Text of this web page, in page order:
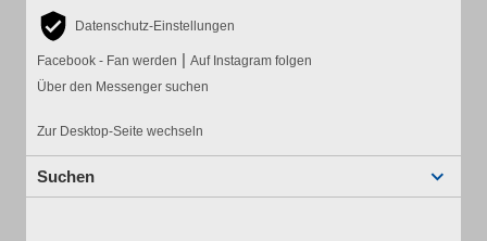
Datenschutz-Einstellungen
Facebook - Fan werden | Auf Instagram folgen
Über den Messenger suchen
Zur Desktop-Seite wechseln
Suchen